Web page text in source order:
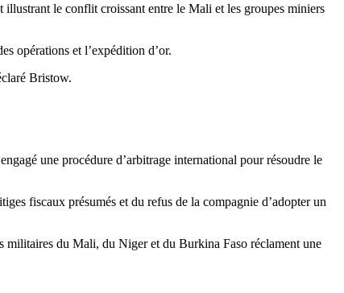
le conflit croissant entre le Mali et les groupes miniers
opérations et l’expédition d’or.
Bristow.
une procédure d’arbitrage international pour résoudre le
fiscaux présumés et du refus de la compagnie d’adopter un
militaires du Mali, du Niger et du Burkina Faso réclament une